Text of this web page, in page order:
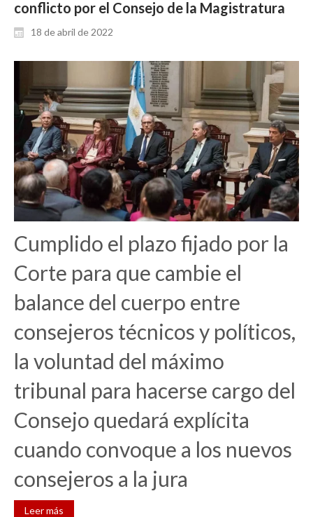
conflicto por el Consejo de la Magistratura
18 de abril de 2022
Cumplido el plazo fijado por la
Corte para que cambie el
balance del cuerpo entre
consejeros técnicos y políticos,
la voluntad del máximo
tribunal para hacerse cargo del
Consejo quedará explícita
cuando convoque a los nuevos
consejeros a la jura
Leer más